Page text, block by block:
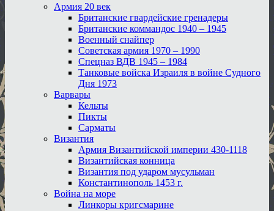
Армия 20 век
Британские гвардейские гренадеры
Британские коммандос 1940 – 1945
Военный снайпер
Советская армия 1970 – 1990
Спецназ ВДВ 1945 – 1984
Танковые войска Израиля в войне Судного
Дня 1973
Варвары
Кельты
Пикты
Сарматы
Византия
Армия Византийской империи 430-1118
Византийская конница
Византия под ударом мусульман
Константинополь 1453 г.
Война на море
Линкоры кригсмарине